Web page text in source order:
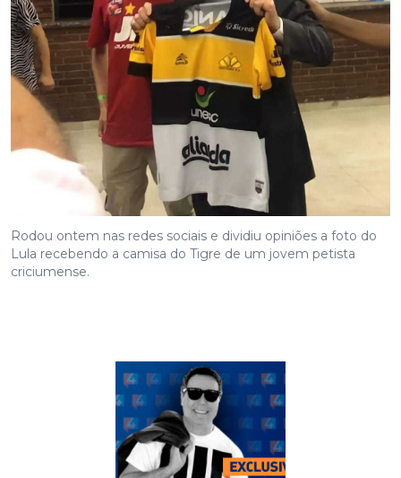
Rodou ontem nas redes sociais e dividiu opiniões a foto do
Lula recebendo a camisa do Tigre de um jovem petista
criciumense.